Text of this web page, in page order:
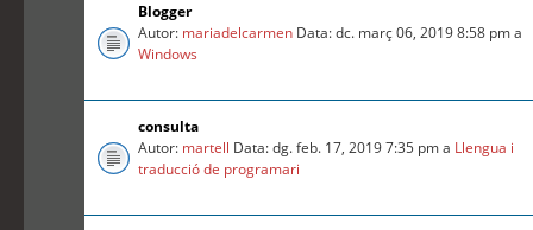
Blogger
Autor: mariadelcarmen Data: dc. març 06, 2019 8:58 pm a
Windows
consulta
Autor: martell Data: dg. feb. 17, 2019 7:35 pm a Llengua i
traducció de programari